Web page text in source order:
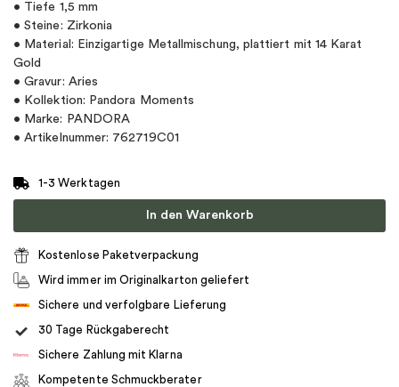
• Tiefe 1,5 mm
• Steine: Zirkonia
• Material: Einzigartige Metallmischung, plattiert mit 14 Karat
Gold
• Gravur: Aries
• Kollektion: Pandora Moments
• Marke: PANDORA
• Artikelnummer: 762719C01
1-3 Werktagen
In den Warenkorb
Kostenlose Paketverpackung
Wird immer im Originalkarton geliefert
Sichere und verfolgbare Lieferung
30 Tage Rückgaberecht
Sichere Zahlung mit Klarna
Kompetente Schmuckberater